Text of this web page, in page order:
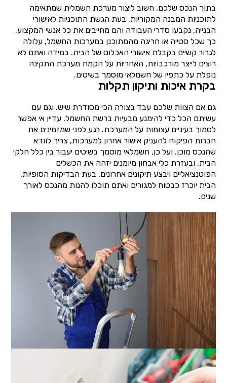
בתוך הנכס שלכם, חשוב ליצור מערכת חשמלית שמתאימה
לתוכניות המבנה המקוריות. בעת הגשת התוכניות לאישורי
הבנייה, נקבעו סדרי העבודה והם מחייבים את כל אנשי המקצוע.
כך שכל סטייה או חריגה מהמתוכנן במערכות החשמל, עלולה
לגרור קשיים בקבלת אישורי האכלוס של הבית. במידה ואתם לא
רוצים לייצר מורכבויות, האחריות על הקמת מערכת התקינה
נופלת על כתפיו של חשמלאי מוסמך בשיטים.
בקרת איכות ותיקון תקלות
גם אם הצוות שלכם עבד בצורה הכי מסודרת שיש. וגם עם
עשיתם הכל כדי להימנע מבעיות ברשת החשמל. עדיין אי אפשר
לסמוך בעיניים עצומות על המערכת. רגע לפני שמזמינים את
חברות הפיקוח להעניק אישור אחרון למערכות, צריך לוודא
שהנכס מוכן. ועל כן, חשמלאי מוסמך בשיטים יעבור בין כלל חלקי
הבית. ובעזרת כלי אבחון מיומנים יזהה את הכשלים
הפוטנציאליים ויבצע תיקונים אחרונים. בעת הבדיקות הסופיות,
הבית יוכרז כבטוח למגורים ואתם תוכלו להנות מהנכס לאורך
שנים.